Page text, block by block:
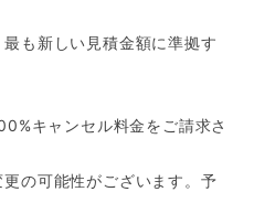
も新しい見積金額に準拠す
キャンセル料金をご請求さ
の可能性がございます。予